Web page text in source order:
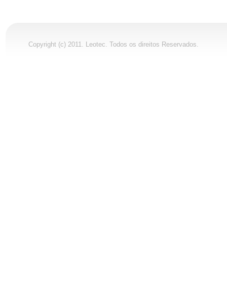
Copyright (c) 2011. Leotec. Todos os direitos Reservados.